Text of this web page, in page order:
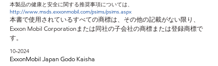
本製品の健康と安全に関する推奨事項については、
http://www.msds.exxonmobil.com/psims/psims.aspx
本書で使用されているすべての商標は、その他の記載がない限り、
Exxon Mobil Corporationまたは同社の子会社の商標または登録商標で
す。
10-2024
ExxonMobil Japan Godo Kaisha